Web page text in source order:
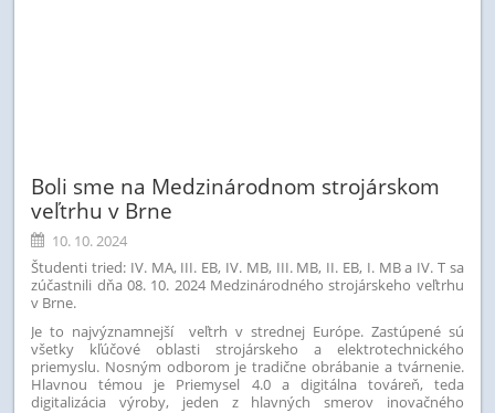
Boli sme na Medzinárodnom strojárskom
veľtrhu v Brne
10. 10. 2024
Študenti tried: IV. MA, III. EB, IV. MB, III. MB, II. EB, I. MB a IV. T sa
zúčastnili dňa 08. 10. 2024 Medzinárodného strojárskeho veľtrhu
v Brne.
Je to najvýznamnejší veľtrh v strednej Európe. Zastúpené sú
všetky kľúčové oblasti strojárskeho a elektrotechnického
priemyslu. Nosným odborom je tradične obrábanie a tvárnenie.
Hlavnou témou je Priemysel 4.0 a digitálna továreň, teda
digitalizácia výroby, jeden z hlavných smerov inovačného